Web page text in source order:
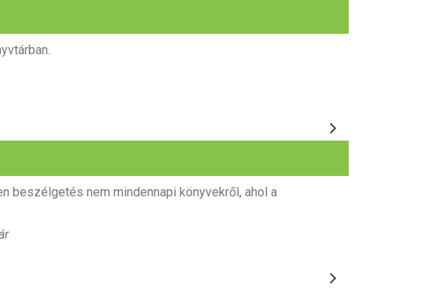
beszélgetés nem mindennapi könyvekről, ahol a